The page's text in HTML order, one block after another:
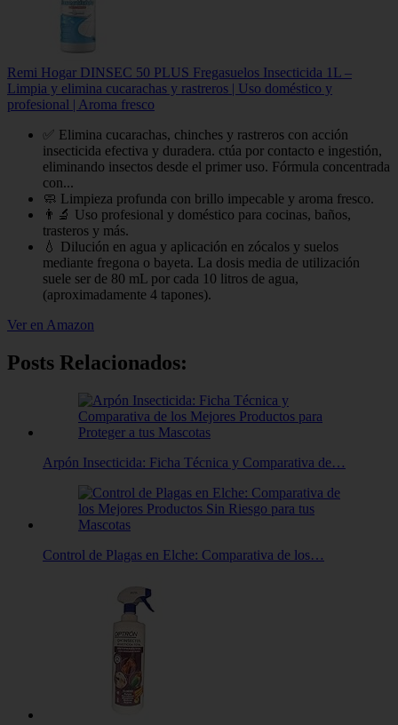
Remi Hogar DINSEC 50 PLUS Fregasuelos Insecticida 1L –
Limpia y elimina cucarachas y rastreros | Uso doméstico y
profesional | Aroma fresco
✅ Elimina cucarachas, chinches y rastreros con acción
insecticida efectiva y duradera. ctúa por contacto e ingestión,
eliminando insectos desde el primer uso. Fórmula concentrada
con...
🧼 Limpieza profunda con brillo impecable y aroma fresco.
👨‍🔬 Uso profesional y doméstico para cocinas, baños,
trasteros y más.
💧 Dilución en agua y aplicación en zócalos y suelos
mediante fregona o bayeta. La dosis media de utilización
suele ser de 80 mL por cada 10 litros de agua,
(aproximadamente 4 tapones).
Ver en Amazon
Posts Relacionados:
Arpón Insecticida: Ficha Técnica y Comparativa de…
Control de Plagas en Elche: Comparativa de los…